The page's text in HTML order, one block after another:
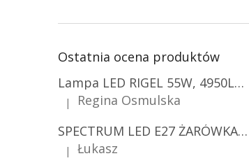
Ostatnia ocena produktów
Lampa LED RIGEL 55W, 4950LM, E27, 6500K [WL-10]
Ocena produktu to 5 na 5 gwiazdek.
|
Regina Osmulska
SPECTRUM LED E27 ŻARÓWKA LED 9W, A60/10-PACK!
Ocena produktu to 5 na 5 gwiazdek.
| Łukasz